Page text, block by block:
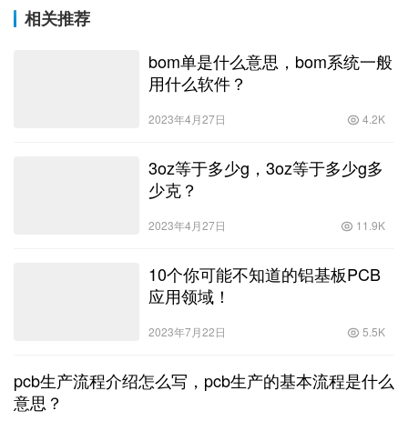
相关推荐
bom单是什么意思，bom系统一般
用什么软件？
2023年4月27日 4.2K
3oz等于多少g，3oz等于多少g多
少克？
2023年4月27日 11.9K
10个你可能不知道的铝基板PCB
应用领域！
2023年7月22日 5.5K
pcb生产流程介绍怎么写，pcb生产的基本流程是什么
意思？